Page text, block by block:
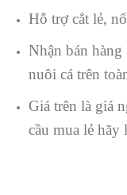
Hỗ trợ cắt lẻ,
Nhận bán
nuôi cá trên
Giá trên là giá
cầu mua lẻ hãy